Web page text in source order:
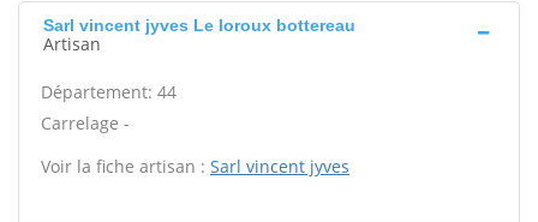
Sarl vincent jyves Le loroux bottereau
Artisan
Département: 44
Carrelage -
Voir la fiche artisan : Sarl vincent jyves